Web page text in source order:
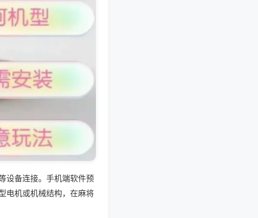
设备连接。手机端软件预
电机或机械结构，在麻将